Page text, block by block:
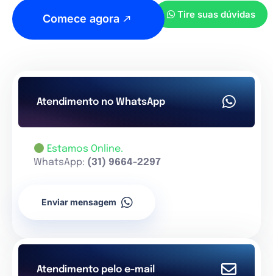
Comece agora Tire suas dúvidas
Atendimento no WhatsApp
Estamos Online.
WhatsApp: (31) 9664-2297
Enviar mensagem
Atendimento pelo e-mail